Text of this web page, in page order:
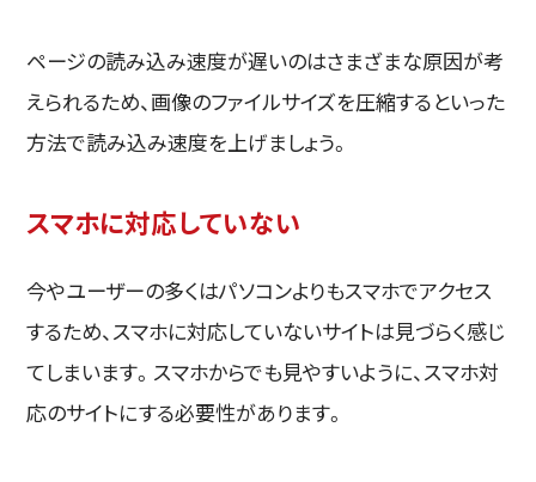
ページの読み込み速度が遅いのはさまざまな原因が考
えられるため、画像のファイルサイズを圧縮するといった
方法で読み込み速度を上げましょう。
スマホに対応していない
今やユーザーの多くはパソコンよりもスマホでアクセス
するため、スマホに対応していないサイトは見づらく感じ
てしまいます。スマホからでも見やすいように、スマホ対
応のサイトにする必要性があります。